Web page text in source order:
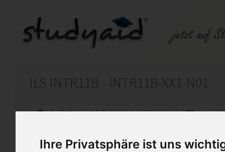
Ihre Privatsphäre ist uns
ILS INTR11B - INTR11B-XX1-N01
Auf StudyAid.de verkaufen
Startseite Rechnungswesen